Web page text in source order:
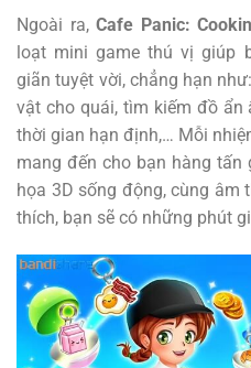
Ngoài ra,Cafe Panic:
loạt mini game thú vị giúp
giãn tuyệt vời, chẳng hạn
vật cho quái, tìm kiếm đồ ẩn
thời gian hạn định,… Mỗi
mang đến cho bạn hàng
họa 3D sống động, cùng âm
thích, bạn sẽ có những phút